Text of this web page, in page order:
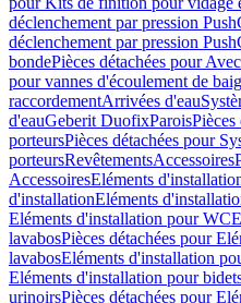
déclenchement par pression
déclenchement par pression
bondePièces détachées pour
pour vannes d'écoulement de
raccordementArrivées d'eau
d'eauGeberit DuofixParoisPièces
porteursPièces détachées pour
porteursRevêtementsAccessoires
AccessoiresEléments
d'installationEléments
Eléments d'installation pour WC
lavabosPièces détachées pour
lavabosEléments d'installation
Eléments d'installation pour
urinoirsPièces détachées pour